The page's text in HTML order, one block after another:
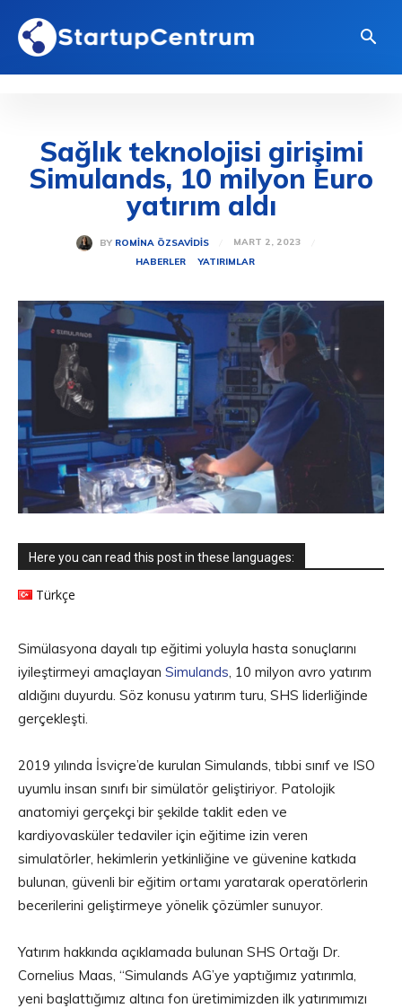
Sağlık teknolojisi girişimi
Simulands, 10 milyon Euro
yatırım aldı
BY ROMINA ÖZSAVIDIS
MART 2, 2023
HABERLER
YATIRIMLAR
Here you can read this post in these languages:
Türkçe
Simülasyona dayalı tıp eğitimi yoluyla hasta sonuçlarını
iyileştirmeyi amaçlayan Simulands , 10 milyon avro yatırım
aldığını duyurdu. Söz konusu yatırım turu, SHS liderliğinde
gerçekleşti.
2019 yılında İsviçre’de kurulan Simulands, tıbbi sınıf ve ISO
uyumlu insan sınıfı bir simülatör geliştiriyor. Patolojik
anatomiyi gerçekçi bir şekilde taklit eden ve
kardiyovasküler tedaviler için eğitime izin veren
simulatörler, hekimlerin yetkinliğine ve güvenine katkıda
bulunan, güvenli bir eğitim ortamı yaratarak operatörlerin
becerilerini geliştirmeye yönelik çözümler sunuyor.
Yatırım hakkında açıklamada bulunan SHS Ortağı Dr.
Cornelius Maas, “Simulands AG’ye yaptığımız yatırımla,
yeni başlattığımız altıncı fon üretimimizden ilk yatırımımızı